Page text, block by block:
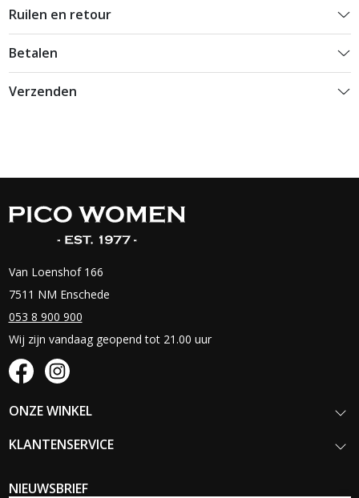
Ruilen en retour
Betalen
Verzenden
Van Loenshof 166
7511 NM Enschede
053 8 900 900
Wij zijn vandaag geopend tot 21.00 uur
ONZE WINKEL
KLANTENSERVICE
NIEUWSBRIEF